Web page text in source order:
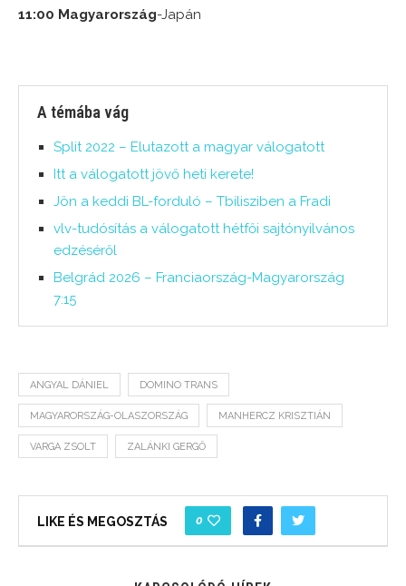
11:00 Magyarország-Japán
A témába vág
Split 2022 – Elutazott a magyar válogatott
Itt a válogatott jövő heti kerete!
Jön a keddi BL-forduló – Tbilisziben a Fradi
vlv-tudósítás a válogatott hétfői sajtónyilvános
edzéséről
Belgrád 2026 – Franciaország-Magyarország
7:15
ANGYAL DÁNIEL DOMINO TRANS
MAGYARORSZÁG-OLASZORSZÁG MANHERCZ KRISZTIÁN
VARGA ZSOLT ZALÁNKI GERGŐ
LIKE ÉS MEGOSZTÁS 0